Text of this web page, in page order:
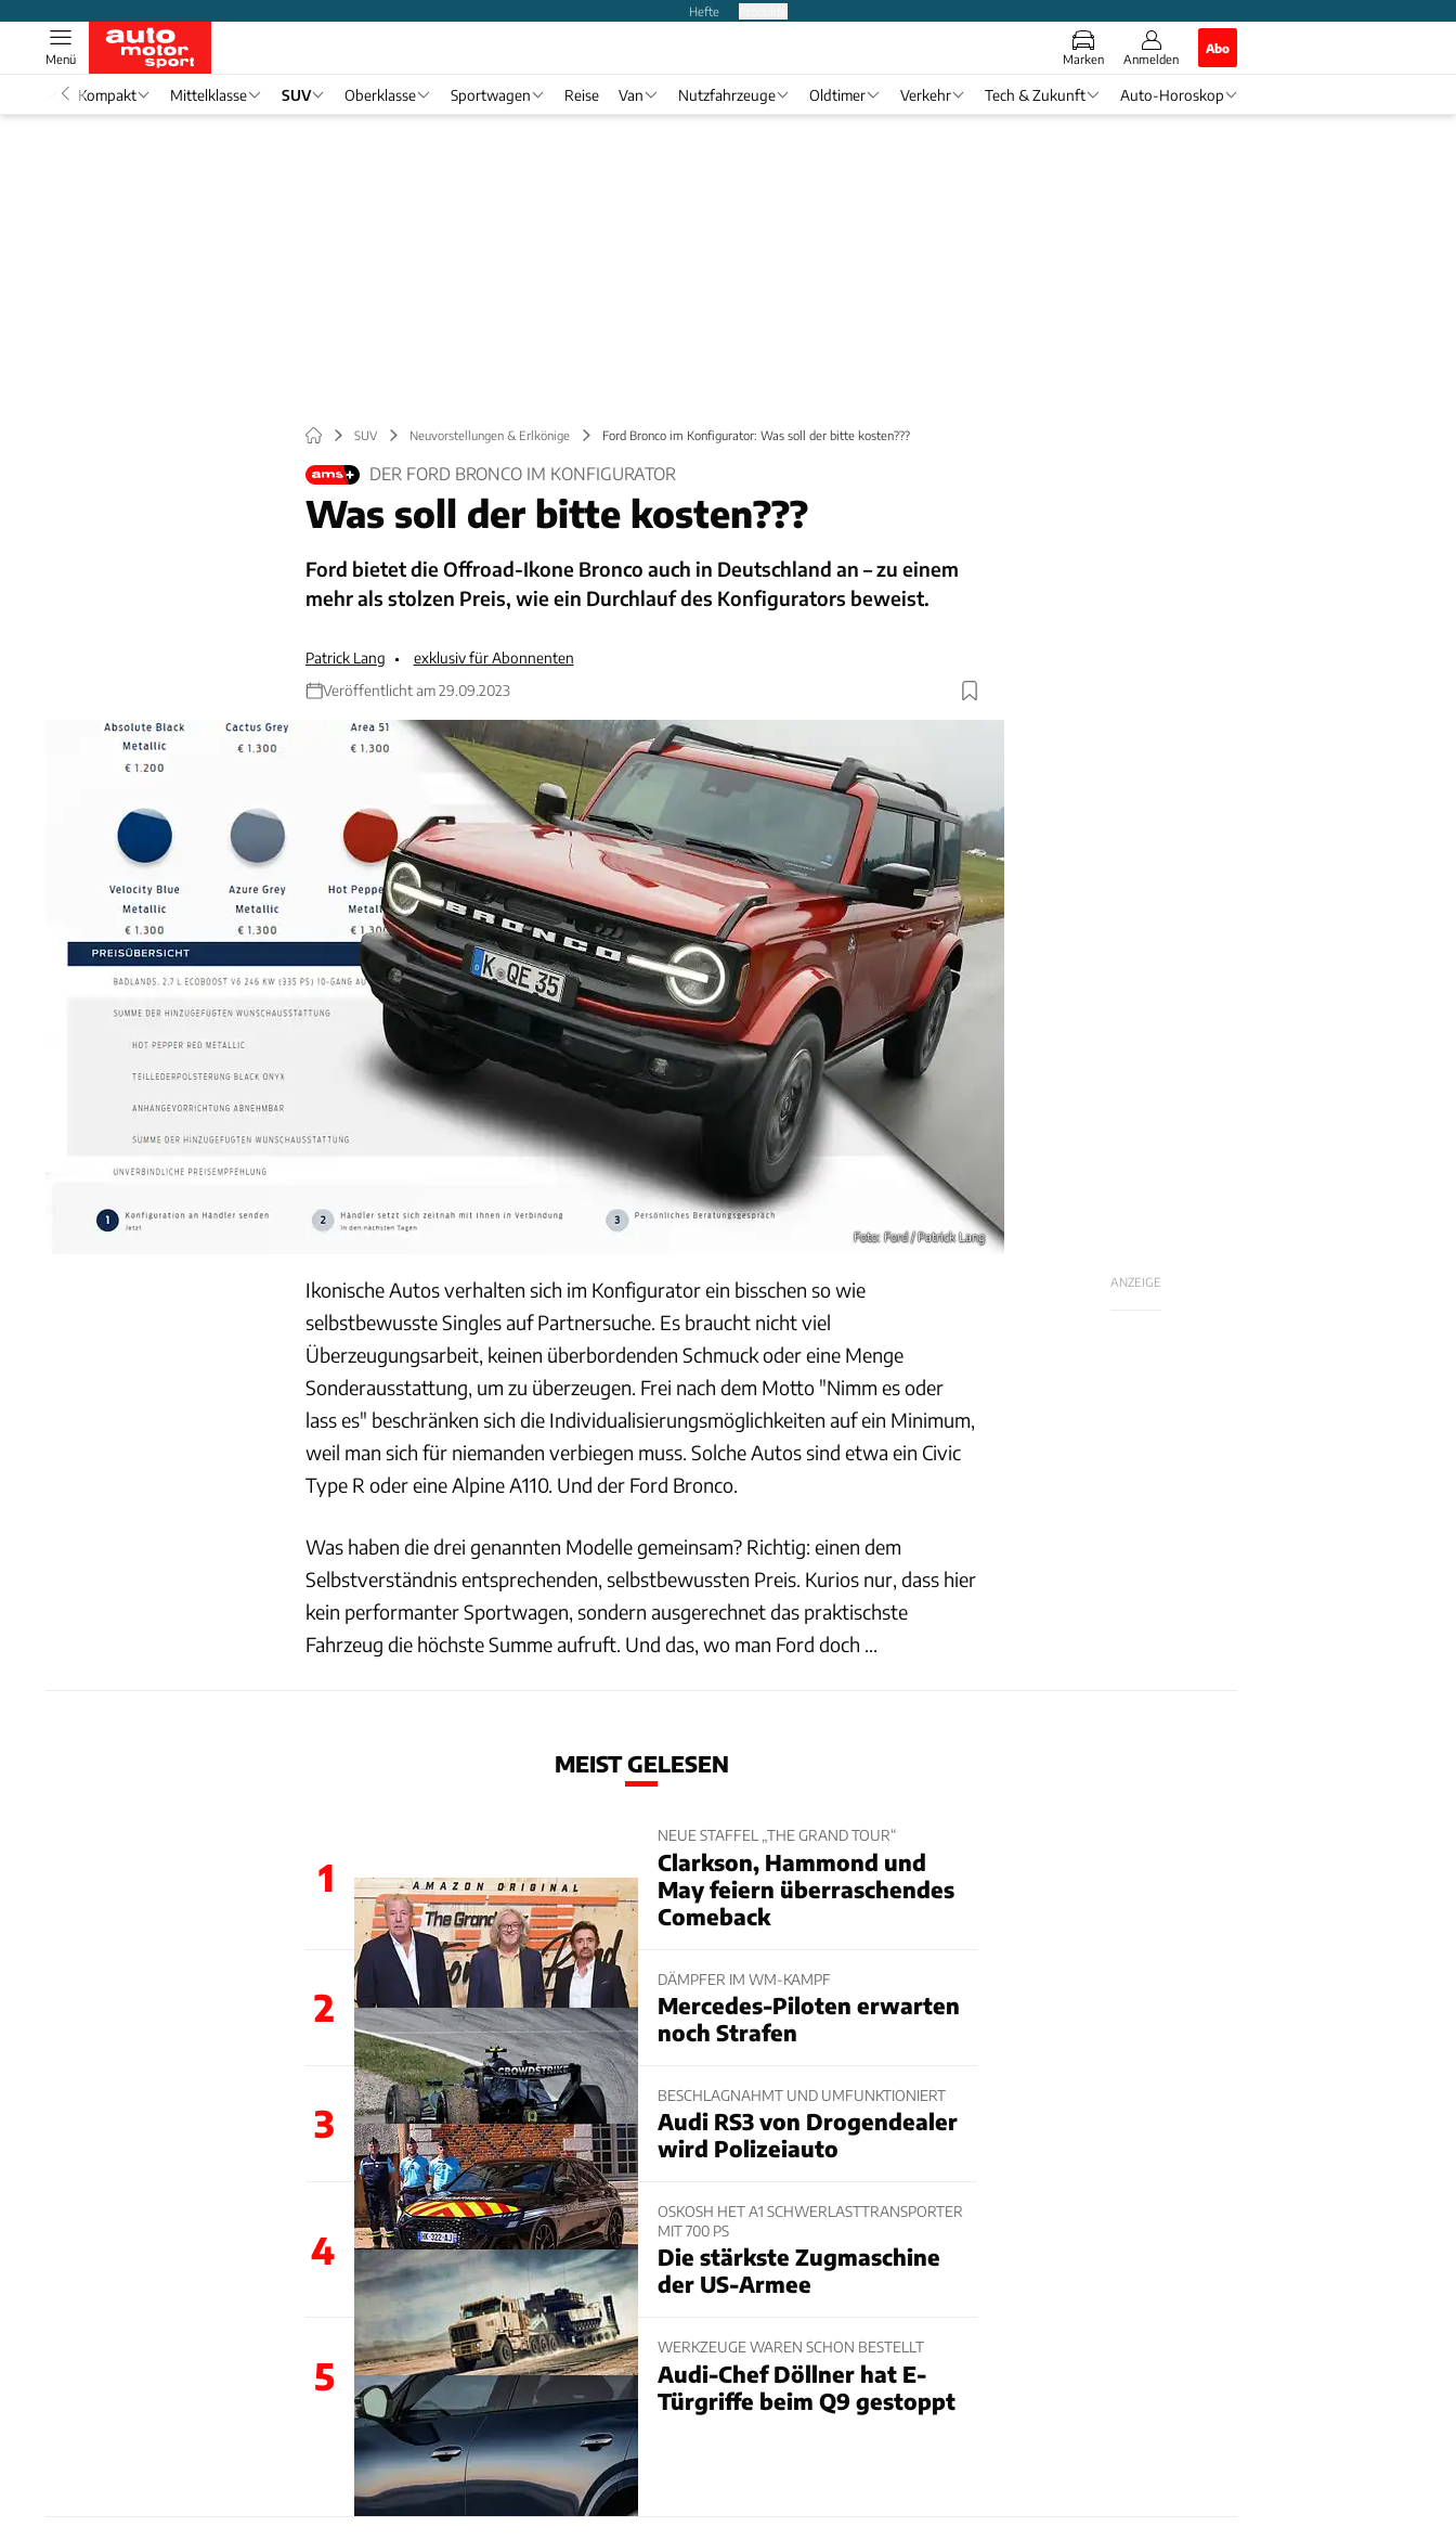
Hefte
Marken Anmelden
Abo
Menü
Kompakt Mittelklasse SUV Oberklasse Sportwagen Reise Van Nutzfahrzeuge Oldtimer Verkehr Tech & Zukunft Auto-Horoskop
SUV Neuvorstellungen & Erlkönige Ford Bronco im Konfigurator: Was soll der bitte kosten???
DER FORD BRONCO IM KONFIGURATOR
Was soll der bitte kosten???
Ford bietet die Offroad-Ikone Bronco auch in Deutschland an – zu einem
mehr als stolzen Preis, wie ein Durchlauf des Konfigurators beweist.
Patrick Lang
exklusiv für Abonnenten
Veröffentlicht am 29.09.2023
Foto: Ford / Patrick Lang
ANZEIGE
Ikonische Autos verhalten sich im Konfigurator ein bisschen so wie
selbstbewusste Singles auf Partnersuche. Es braucht nicht viel
Überzeugungsarbeit, keinen überbordenden Schmuck oder eine Menge
Sonderausstattung, um zu überzeugen. Frei nach dem Motto "Nimm es oder
lass es" beschränken sich die Individualisierungsmöglichkeiten auf ein Minimum,
weil man sich für niemanden verbiegen muss. Solche Autos sind etwa ein Civic
Type R oder eine Alpine A110. Und der Ford Bronco.
Was haben die drei genannten Modelle gemeinsam? Richtig: einen dem
Selbstverständnis entsprechenden, selbstbewussten Preis. Kurios nur, dass hier
kein performanter Sportwagen, sondern ausgerechnet das praktischste
Fahrzeug die höchste Summe aufruft. Und das, wo man Ford doch ...
MEIST GELESEN
1
NEUE STAFFEL „THE GRAND TOUR“
Clarkson, Hammond und
May feiern überraschendes
Comeback
2
DÄMPFER IM WM-KAMPF
Mercedes-Piloten erwarten
noch Strafen
3
BESCHLAGNAHMT UND UMFUNKTIONIERT
Audi RS3 von Drogendealer
wird Polizeiauto
4
OSKOSH HET A1 SCHWERLASTTRANSPORTER
MIT 700 PS
Die stärkste Zugmaschine
der US-Armee
5
WERKZEUGE WAREN SCHON BESTELLT
Audi-Chef Döllner hat E-
Türgriffe beim Q9 gestoppt